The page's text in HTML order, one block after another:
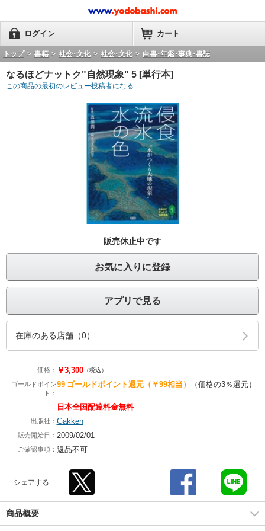
ログイン カート
トップ > 書籍 > 社会･文化 > 社会･文化 > 白書･年鑑･事典･書誌
なるほどナットク"自然現象" 5 [単行本]
この商品の最初のレビュー投稿者になる
販売休止中です
お気に入りに登録
アプリで見る
在庫のある店舗（0）
価格： ￥3,300（税込）
ゴールドポイン
ト：
99 ゴールドポイント還元（￥99相当） （価格の3％還元）
日本全国配達料金無料
出版社： Gakken
販売開始日： 2009/02/01
ご確認事項： 返品不可
シェアする
商品概要